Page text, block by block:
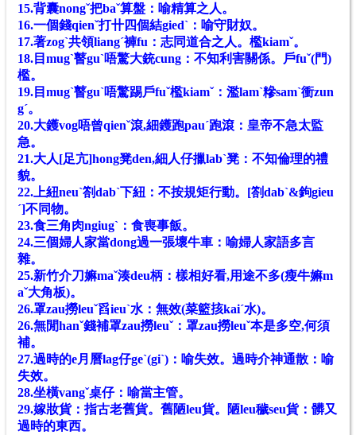
15.背囊nongˇ把baˇ算盤：喻精算之人。
16.一個錢qienˇ打卄四個結giedˋ：喻守財奴。
17.著zogˋ共領liangˊ褲fu：志同道合之人。檻kiamˇ。
18.目mugˋ瞽guˋ唔驚大銃cung：不知利害關係。戶fuˇ(門)
檻。
19.目mugˋ瞽guˋ唔驚踢戶fuˇ檻kiamˇ：濫lamˋ糝samˋ衝zun
gˊ。
20.大鑊vog唔曾qienˇ滾,細鑊跑pauˊ跑滾：皇帝不急太監
急。
21.大人[足亢]hong凳den,細人仔擸labˋ凳：不知倫理的禮
貌。
22.上紐neuˋ劄dabˋ下紐：不按規矩行動。[劄dabˋ&鉤gieu
ˊ]不同物。
23.食三角肉ngiugˋ：食喪事飯。
24.三個婦人家當dong過一張壞牛車：喻婦人家語多言
雜。
25.新竹介刀嫲maˇ湊deu柄：樣相好看,用途不多(瘦牛嫲m
aˇ大角板)。
26.罩zau撈leuˇ舀ieuˋ水：無效(菜籃㧡kaiˊ水)。
26.無閒hanˇ錢補罩zau撈leuˇ：罩zau撈leuˇ本是多空,何須
補。
27.過時的e月曆lag仔geˋ(giˋ)：喻失效。過時介神通散：喻
失效。
28.坐橫vangˇ桌仔：喻當主管。
29.嫁妝貨：指古老舊貨。舊陋leu貨。陋leu穢seu貨：髒又
過時的東西。